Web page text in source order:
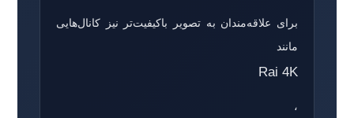
برای علاقه‌مندان به تصویر باکیفیت‌تر نیز کانال‌هایی
مانند
Rai 4K
،